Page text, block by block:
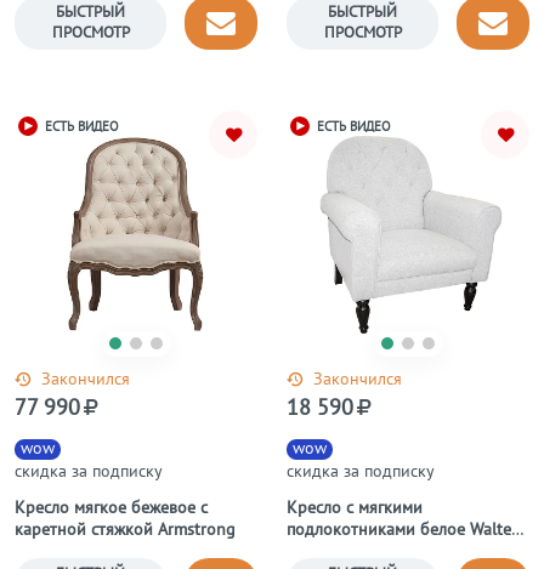
БЫСТРЫЙ
ПРОСМОТР
БЫСТРЫЙ
ПРОСМОТР
ЕСТЬ ВИДЕО
Закончился
Кресло мягкое бежевое с
каретной стяжкой Armstrong
wow
скидка за подписку
77 990
ЕСТЬ ВИДЕО
Закончился
Кресло с мягкими
подлокотниками белое Walter
wow
скидка за подписку
18 590